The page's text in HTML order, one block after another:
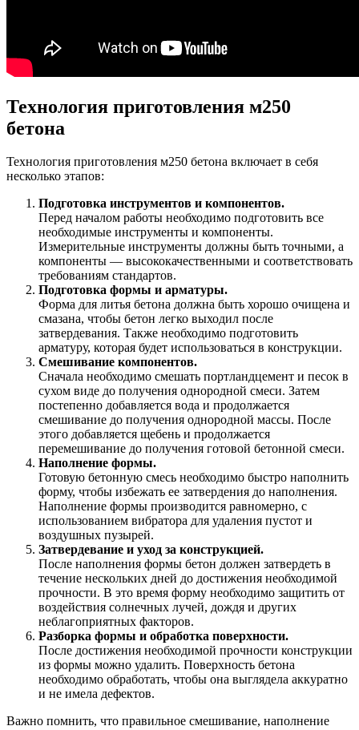
Технология приготовления м250
бетона
Технология приготовления м250 бетона включает в себя
несколько этапов:
Подготовка инструментов и компонентов.
Перед началом работы необходимо подготовить все
необходимые инструменты и компоненты.
Измерительные инструменты должны быть точными, а
компоненты — высококачественными и соответствовать
требованиям стандартов.
Подготовка формы и арматуры.
Форма для литья бетона должна быть хорошо очищена и
смазана, чтобы бетон легко выходил после
затвердевания. Также необходимо подготовить
арматуру, которая будет использоваться в конструкции.
Смешивание компонентов.
Сначала необходимо смешать портландцемент и песок в
сухом виде до получения однородной смеси. Затем
постепенно добавляется вода и продолжается
смешивание до получения однородной массы. После
этого добавляется щебень и продолжается
перемешивание до получения готовой бетонной смеси.
Наполнение формы.
Готовую бетонную смесь необходимо быстро наполнить
форму, чтобы избежать ее затвердения до наполнения.
Наполнение формы производится равномерно, с
использованием вибратора для удаления пустот и
воздушных пузырей.
Затвердевание и уход за конструкцией.
После наполнения формы бетон должен затвердеть в
течение нескольких дней до достижения необходимой
прочности. В это время форму необходимо защитить от
воздействия солнечных лучей, дождя и других
неблагоприятных факторов.
Разборка формы и обработка поверхности.
После достижения необходимой прочности конструкции
из формы можно удалить. Поверхность бетона
необходимо обработать, чтобы она выглядела аккуратно
и не имела дефектов.
Важно помнить, что правильное смешивание, наполнение